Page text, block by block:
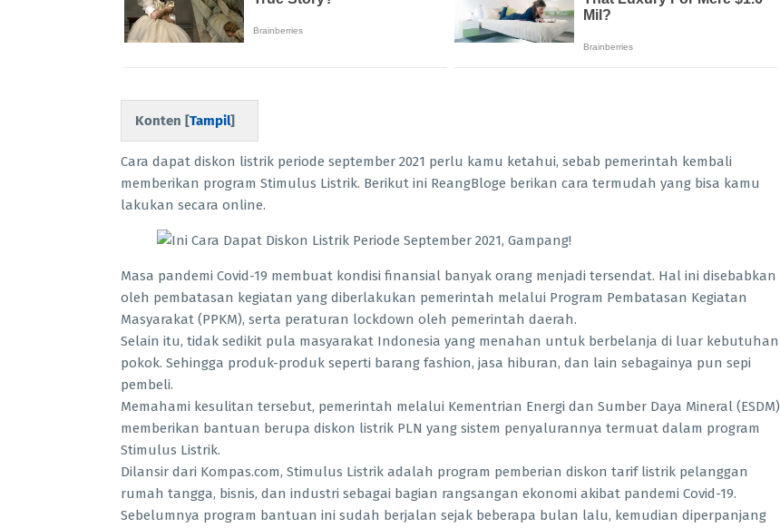
Konten [Tampil]
Cara dapat diskon listrik periode september 2021 perlu kamu ketahui, sebab pemerintah kembali
memberikan program Stimulus Listrik. Berikut ini ReangBloge berikan cara termudah yang bisa kamu
lakukan secara online.
Masa pandemi Covid-19 membuat kondisi finansial banyak orang menjadi tersendat. Hal ini disebabkan
oleh pembatasan kegiatan yang diberlakukan pemerintah melalui Program Pembatasan Kegiatan
Masyarakat (PPKM), serta peraturan lockdown oleh pemerintah daerah.
Selain itu, tidak sedikit pula masyarakat Indonesia yang menahan untuk berbelanja di luar kebutuhan
pokok. Sehingga produk-produk seperti barang fashion, jasa hiburan, dan lain sebagainya pun sepi
pembeli.
Memahami kesulitan tersebut, pemerintah melalui Kementrian Energi dan Sumber Daya Mineral (ESDM)
memberikan bantuan berupa diskon listrik PLN yang sistem penyalurannya termuat dalam program
Stimulus Listrik.
Dilansir dari Kompas.com, Stimulus Listrik adalah program pemberian diskon tarif listrik pelanggan
rumah tangga, bisnis, dan industri sebagai bagian rangsangan ekonomi akibat pandemi Covid-19.
Sebelumnya program bantuan ini sudah berjalan sejak beberapa bulan lalu, kemudian diperpanjang